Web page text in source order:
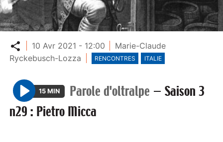
Partager
10 Avr 2021 - 12:00
Marie-Claude
Ryckebusch-Lozza
RENCONTRES ITALIE
P
l
15 MIN Parole d'oltralpe — Saison 3
n29 : Pietro Micca